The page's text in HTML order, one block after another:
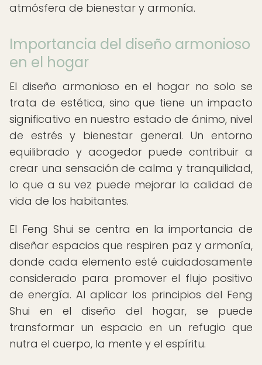
atmósfera de bienestar y armonía.
Importancia del diseño armonioso
en el hogar
El diseño armonioso en el hogar no solo se
trata de estética, sino que tiene un impacto
significativo en nuestro estado de ánimo, nivel
de estrés y bienestar general. Un entorno
equilibrado y acogedor puede contribuir a
crear una sensación de calma y tranquilidad,
lo que a su vez puede mejorar la calidad de
vida de los habitantes.
El Feng Shui se centra en la importancia de
diseñar espacios que respiren paz y armonía,
donde cada elemento esté cuidadosamente
considerado para promover el flujo positivo
de energía. Al aplicar los principios del Feng
Shui en el diseño del hogar, se puede
transformar un espacio en un refugio que
nutra el cuerpo, la mente y el espíritu.